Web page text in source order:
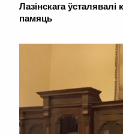
Лазінскага
памяць